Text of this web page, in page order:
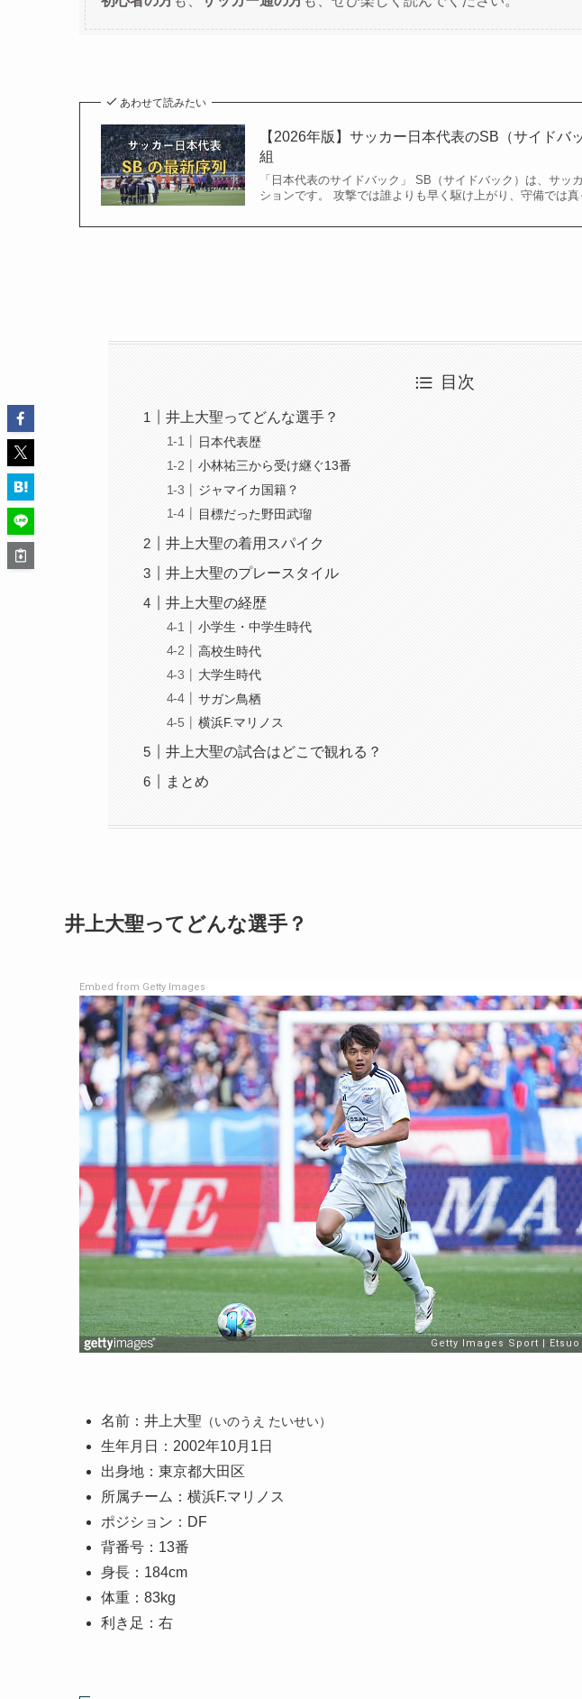
あわせて読みたい
【2026年版】サッカー日本代表のSB（サイドバ
組
「日本代表のサイドバック」 SB（サイドバック）は、サッ
ションです。 攻撃では誰よりも早く駆け上がり、守備では
目次
井上大聖ってどんな選手？
日本代表歴
小林祐三から受け継ぐ13番
ジャマイカ国籍？
目標だった野田武瑠
井上大聖の着用スパイク
井上大聖のプレースタイル
井上大聖の経歴
小学生・中学生時代
高校生時代
大学生時代
サガン鳥栖
横浜F.マリノス
井上大聖の試合はどこで観れる？
まとめ
井上大聖ってどんな選手？
Embed from Getty Images
名前：井上大聖 （いのうえ たいせい）
生年月日：2002年10月1日
出身地：東京都大田区
所属チーム：横浜F.マリノス
ポジション：DF
背番号：13番
身長：184cm
体重：83kg
利き足：右